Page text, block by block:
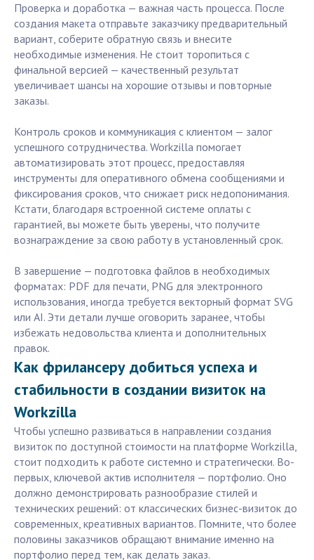
Проверка и доработка — важная часть процесса. После
создания макета отправьте заказчику предварительный
вариант, соберите обратную связь и внесите
необходимые изменения. Не стоит торопиться с
финальной версией — качественный результат
увеличивает шансы на хорошие отзывы и повторные
заказы.
Контроль сроков и коммуникация с клиентом — залог
успешного сотрудничества. Workzilla помогает
автоматизировать этот процесс, предоставляя
инструменты для оперативного обмена сообщениями и
фиксирования сроков, что снижает риск недопонимания.
Кстати, благодаря встроенной системе оплаты с
гарантией, вы можете быть уверены, что получите
вознаграждение за свою работу в установленный срок.
В завершение — подготовка файлов в необходимых
форматах: PDF для печати, PNG для электронного
использования, иногда требуется векторный формат SVG
или AI. Эти детали лучше оговорить заранее, чтобы
избежать недовольства клиента и дополнительных
правок.
Как фрилансеру добиться успеха и
стабильности в создании визиток на
Workzilla
Чтобы успешно развиваться в направлении создания
визиток по доступной стоимости на платформе Workzilla,
стоит подходить к работе системно и стратегически. Во-
первых, ключевой актив исполнителя — портфолио. Оно
должно демонстрировать разнообразие стилей и
технических решений: от классических бизнес-визиток до
современных, креативных вариантов. Помните, что более
половины заказчиков обращают внимание именно на
портфолио перед тем, как делать заказ.